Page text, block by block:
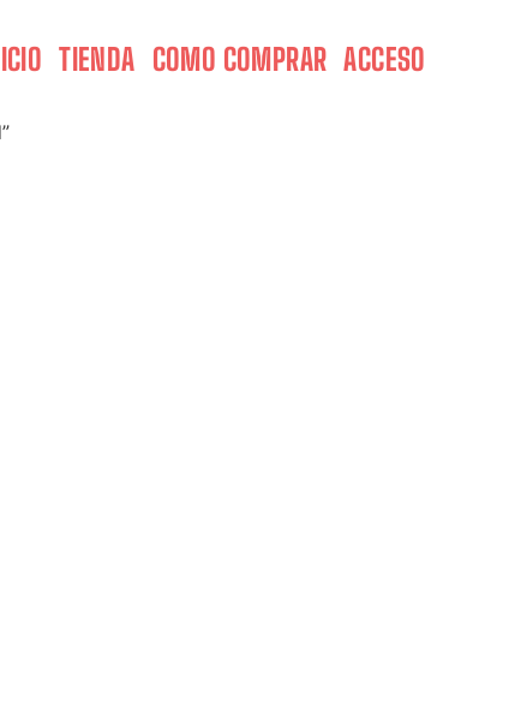
TIENDA COMO COMPRAR ACCESO